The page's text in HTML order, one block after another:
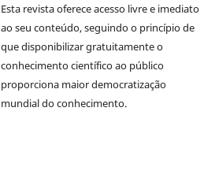
Esta revista oferece acesso livre e imediato
ao seu conteúdo, seguindo o princípio de
que disponibilizar gratuitamente o
conhecimento científico ao público
proporciona maior democratização
mundial do conhecimento.